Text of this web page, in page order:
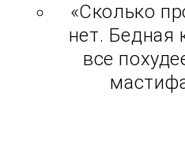
«Сколько
нет. Бедная
все